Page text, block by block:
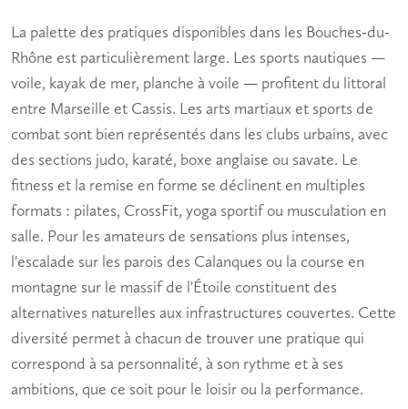
La palette des pratiques disponibles dans les Bouches-du-
Rhône est particulièrement large. Les sports nautiques —
voile, kayak de mer, planche à voile — profitent du littoral
entre Marseille et Cassis. Les arts martiaux et sports de
combat sont bien représentés dans les clubs urbains, avec
des sections judo, karaté, boxe anglaise ou savate. Le
fitness et la remise en forme se déclinent en multiples
formats : pilates, CrossFit, yoga sportif ou musculation en
salle. Pour les amateurs de sensations plus intenses,
l'escalade sur les parois des Calanques ou la course en
montagne sur le massif de l'Étoile constituent des
alternatives naturelles aux infrastructures couvertes. Cette
diversité permet à chacun de trouver une pratique qui
correspond à sa personnalité, à son rythme et à ses
ambitions, que ce soit pour le loisir ou la performance.